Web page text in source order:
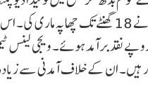
نقد برآمد ہوئے۔ ویجی لینس
ہیں۔ ان کے خلاف آمدنی سے